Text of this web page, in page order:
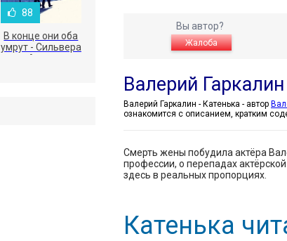
Вы автор?
Жалоба
Валерий
Валерий Гаркалин - Катенька - автор
ознакомится с описанием, кратким
Смерть жены побудила актёра
профессии, о перепадах
здесь в реальных пропорциях.
Катенька
88
В конце они оба
умрут - Сильвера
Адам